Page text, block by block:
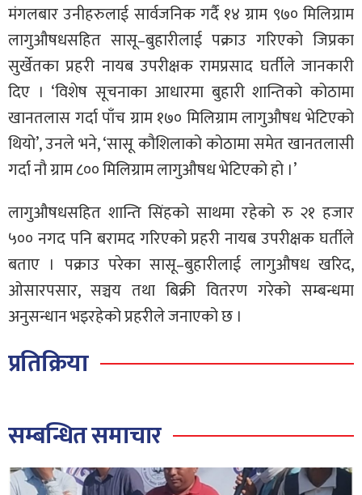
मंगलबार उनीहरुलाई सार्वजनिक गर्दै १४ ग्राम ९७० मिलिग्राम
लागुऔषधसहित सासू–बुहारीलाई पक्राउ गरिएको जिप्रका
सुर्खेतका प्रहरी नायब उपरीक्षक रामप्रसाद घर्तीले जानकारी
दिए । ‘विशेष सूचनाका आधारमा बुहारी शान्तिको कोठामा
खानतलास गर्दा पाँच ग्राम १७० मिलिग्राम लागुऔषध भेटिएको
थियो’, उनले भने, ‘सासू कौशिलाको कोठामा समेत खानतलासी
गर्दा नौ ग्राम ८०० मिलिग्राम लागुऔषध भेटिएको हो ।’
लागुऔषधसहित शान्ति सिंहको साथमा रहेको रु २१ हजार
५०० नगद पनि बरामद गरिएको प्रहरी नायब उपरीक्षक घर्तीले
बताए । पक्राउ परेका सासू–बुहारीलाई लागुऔषध खरिद,
ओसारपसार, सञ्चय तथा बिक्री वितरण गरेको सम्बन्धमा
अनुसन्धान भइरहेको प्रहरीले जनाएको छ ।
प्रतिक्रिया
सम्बन्धित समाचार